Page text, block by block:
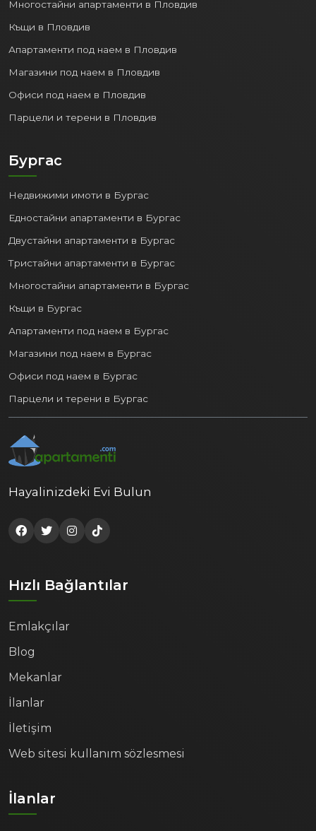
Многостайни апартаменти в Пловдив
Къщи в Пловдив
Апартаменти под наем в Пловдив
Магазини под наем в Пловдив
Офиси под наем в Пловдив
Парцели и терени в Пловдив
Бургас
Недвижими имоти в Бургас
Едностайни апартаменти в Бургас
Двустайни апартаменти в Бургас
Тристайни апартаменти в Бургас
Многостайни апартаменти в Бургас
Къщи в Бургас
Апартаменти под наем в Бургас
Магазини под наем в Бургас
Офиси под наем в Бургас
Парцели и терени в Бургас
Hayalinizdeki Evi Bulun
Hızlı Bağlantılar
Emlakçılar
Blog
Mekanlar
İlanlar
İletişim
Web sitesi kullanım sözlesmesi
İlanlar